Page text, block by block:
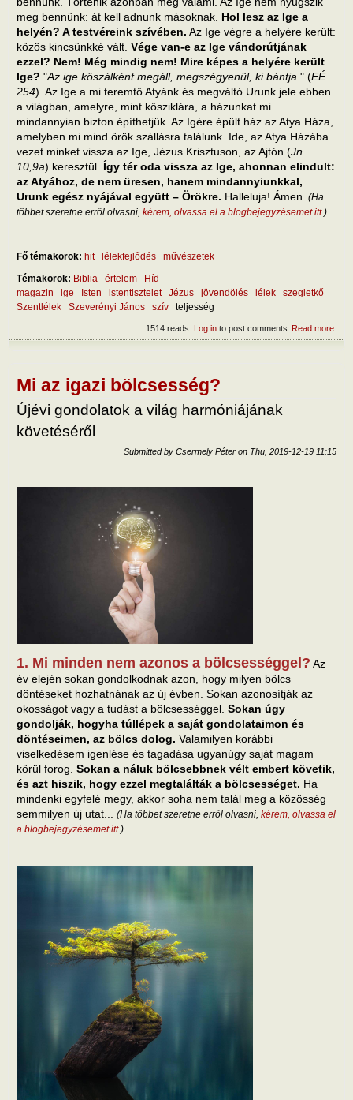
meg bennünk: át kell adnunk másoknak. Hol lesz az Ige a
helyén? A testvéreink szívében. Az Ige végre a helyére került:
közös kincsünkké vált. Vége van-e az Ige vándorútjának
ezzel? Nem! Még mindig nem! Mire képes a helyére került
Ige? "Az ige kőszálként megáll, megszégyenül, ki bántja. " (EÉ
254). Az Ige a mi teremtő Atyánk és megváltó Urunk jele ebben
a világban, amelyre, mint kősziklára, a házunkat mi
mindannyian bizton építhetjük. Az Igére épült ház az Atya Háza,
amelyben mi mind örök szállásra találunk. Ide, az Atya Házába
vezet minket vissza az Ige, Jézus Krisztuson, az Ajtón (Jn
10,9a) keresztül. Így tér oda vissza az Ige, ahonnan elindult:
az Atyához, de nem üresen, hanem mindannyiunkkal,
Urunk egész nyájával együtt – Örökre. Halleluja! Ámen. (Ha
többet szeretne erről olvasni, kérem, olvassa el a blogbejegyzésemet itt.)
Fő témakörök: hit lélekfejlődés
művészetek
Témakörök: Biblia értelem
Híd
magazin
ige Isten istentisztelet Jézus jövendölés lélek
szegletkő
Szentlélek
Szeverényi János szív teljesség
Read more
Log into post comments
1514 reads
Mi az igazi bölcsesség?
Újévi gondolatok a világ harmóniájának
követéséről
Submitted by Csermely Péter on Thu, 2019-12-19 11:15
1. Mi minden nem azonos a bölcsességgel? Az
év elején sokan gondolkodnak azon, hogy milyen bölcs
döntéseket hozhatnának az új évben. Sokan azonosítják az
okosságot vagy a tudást a bölcsességgel. Sokan úgy
gondolják, hogyha túllépek a saját gondolataimon és
döntéseimen, az bölcs dolog. Valamilyen korábbi
viselkedésem igenlése és tagadása ugyanúgy saját magam
körül forog. Sokan a náluk bölcsebbnek vélt embert követik,
és azt hiszik, hogy ezzel megtalálták a bölcsességet. Ha
mindenki egyfelé megy, akkor soha nem talál meg a közösség
semmilyen új utat... (Ha többet szeretne erről olvasni, kérem, olvassa el
a blogbejegyzésemet itt.)